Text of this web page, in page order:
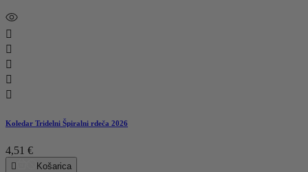





Koledar Tridelni Špiralni rdeča 2026
4,51 €
 Košarica